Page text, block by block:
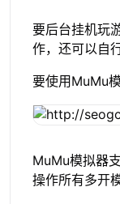
要后台挂机玩
作，还可以自
要使用MuMu
MuMu模拟器
操作所有多开